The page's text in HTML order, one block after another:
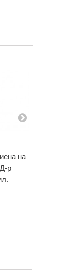
на
р